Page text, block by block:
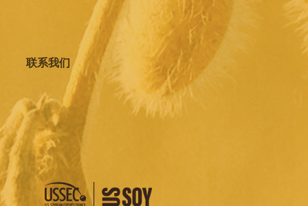
联系我们